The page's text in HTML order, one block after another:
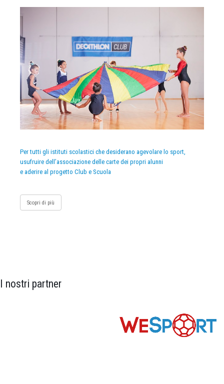
Per tutti gli istituti scolastici che desiderano agevolare lo sport,
usufruire dell’associazione delle carte dei propri alunni
e aderire al progetto Club e Scuola
Scopri di più
I nostri partner